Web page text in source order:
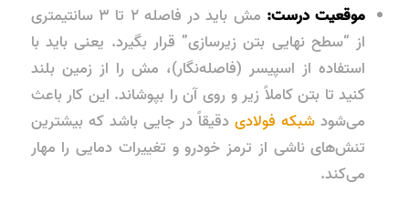
موقعیت درست:
مش باید در فاصله ۲ تا ۳ سانتیمتری
از “سطح نهایی بتن زیرسازی” قرار بگیرد. یعنی باید با
استفاده از اسپیسر (فاصله‌نگار)، مش را از زمین بلند
کنید تا بتن کاملاً زیر و روی آن را بپوشاند. این کار باعث
می‌شود شبکه فولادیدقیقاً در جایی باشد که بیشترین
تنش‌های ناشی از ترمز خودرو و تغییرات دمایی را مهار
می‌کند.